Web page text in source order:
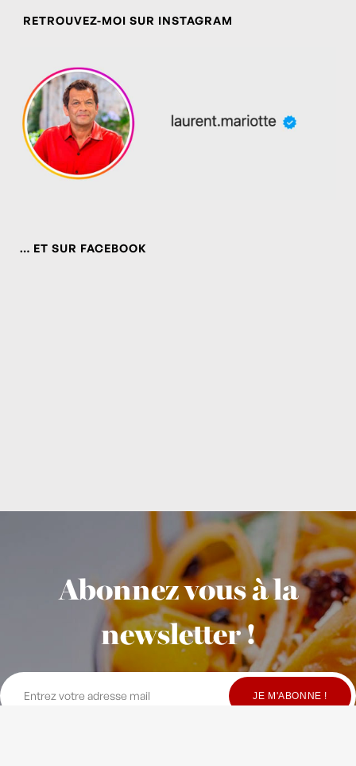
RETROUVEZ-MOI SUR INSTAGRAM
… ET SUR FACEBOOK
Abonnez vous à la
newsletter !